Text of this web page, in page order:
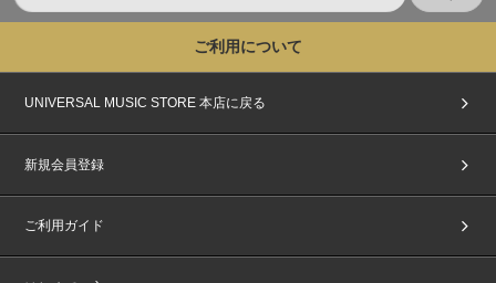
ご利用について
UNIVERSAL MUSIC STORE 本店に戻る
新規会員登録
ご利用ガイド